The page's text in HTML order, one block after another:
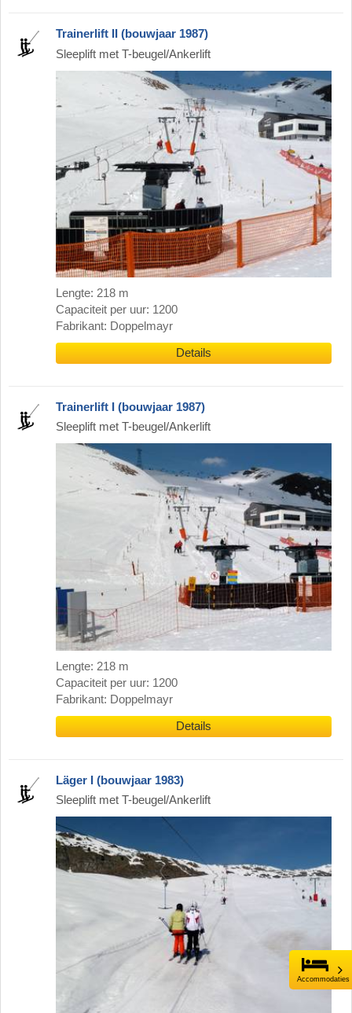
Accommodaties
Trainerlift II (bouwjaar 1987)
Sleeplift met T-beugel/Ankerlift
Lengte: 218 m
Capaciteit per uur: 1200
Fabrikant: Doppelmayr
Details
Trainerlift I (bouwjaar 1987)
Sleeplift met T-beugel/Ankerlift
Lengte: 218 m
Capaciteit per uur: 1200
Fabrikant: Doppelmayr
Details
Läger I (bouwjaar 1983)
Sleeplift met T-beugel/Ankerlift